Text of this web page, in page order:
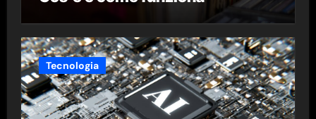
Tecnologia